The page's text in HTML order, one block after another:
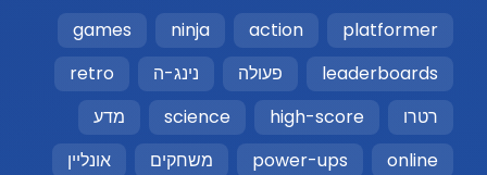
platformer
action
ninja
games
leaderboards
פעולה נינג-ה
retro
רטרו
high-score
science
מדע
online
power-ups משחקים
אונליין